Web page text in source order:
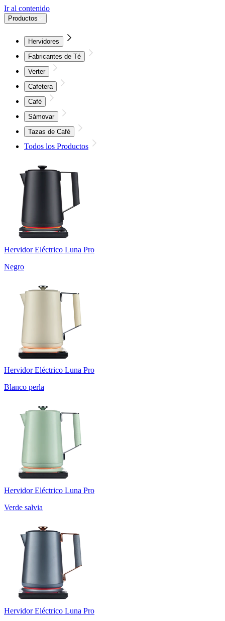
Ir al contenido
Productos
Hervidores
Fabricantes de Té
Verter
Cafetera
Café
Sámovar
Tazas de Café
Todos los Productos
Hervidor Eléctrico Luna Pro
Negro
Hervidor Eléctrico Luna Pro
Blanco perla
Hervidor Eléctrico Luna Pro
Verde salvia
Hervidor Eléctrico Luna Pro